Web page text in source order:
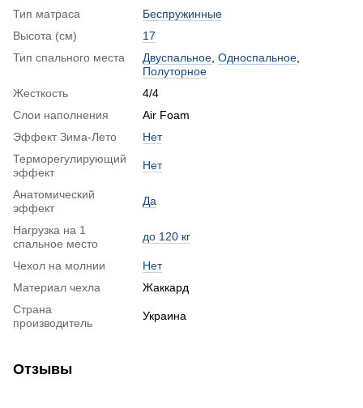
Тип матраса
Беспружинные
Высота (см)
17
Тип спального места
Двуспальное, Односпальное,
Полуторное
Жесткость
4/4
Слои наполнения
Air Foam
Эффект Зима-Лето
Нет
Терморегулирующий
эффект
Нет
Анатомический
эффект
Да
Нагрузка на 1
спальное место
до 120 кг
Чехол на молнии
Нет
Материал чехла
Жаккард
Страна
производитель
Украина
Отзывы